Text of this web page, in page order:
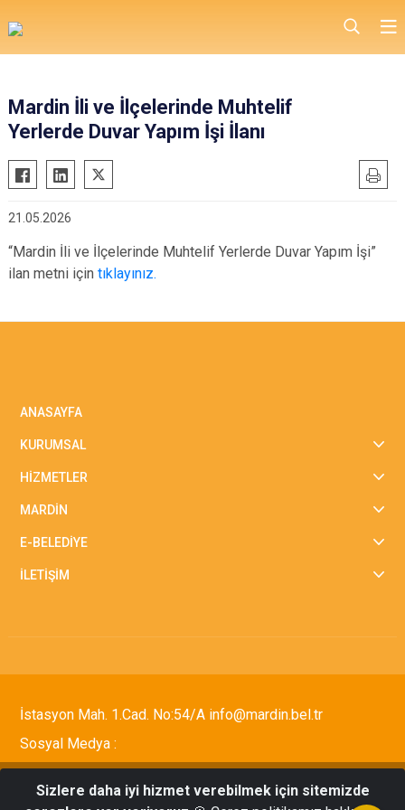
Mardin İli ve İlçelerinde Muhtelif
Yerlerde Duvar Yapım İşi İlanı
21.05.2026
“Mardin İli ve İlçelerinde Muhtelif Yerlerde Duvar Yapım İşi”
ilan metni için tıklayınız.
ANASAYFA
KURUMSAL
HİZMETLER
MARDİN
E-BELEDİYE
İLETİŞİM
İstasyon Mah. 1.Cad. No:54/A info@mardin.bel.tr
Sosyal Medya :
Tüm Hakları Saklıdır © 2021 Mardin Büyükşehir
Sizlere daha iyi hizmet verebilmek için sitemizde